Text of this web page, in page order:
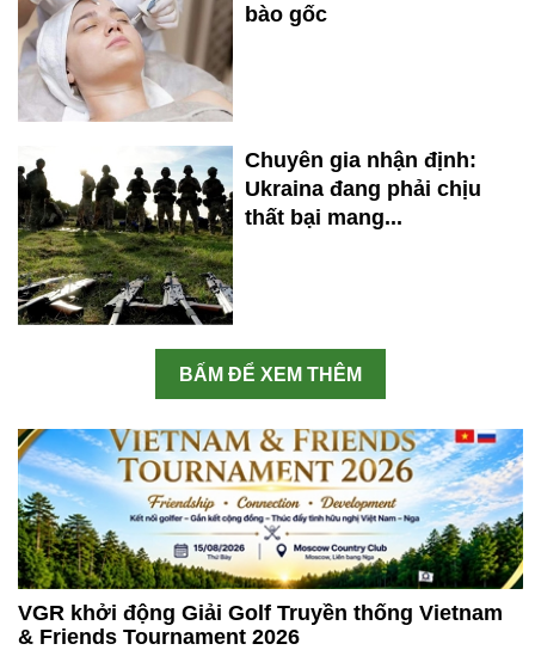
bào gốc
Chuyên gia nhận định:
Ukraina đang phải chịu
thất bại mang...
BẤM ĐỂ XEM THÊM
VGR khởi động Giải Golf Truyền thống Vietnam
& Friends Tournament 2026